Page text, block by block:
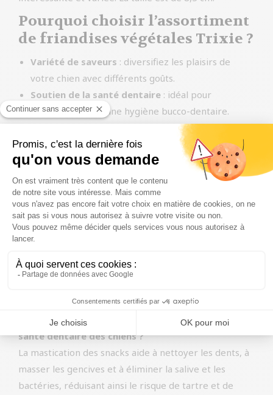
Pourquoi choisir l’assortiment
de friandises végétales Trixie ?
Variété de saveurs : diversifiez les plaisirs de
votre chien avec différents goûts.
Soutien de la santé dentaire : idéal pour
maintenir une bonne hygiène bucco-dentaire.
Snacks sains: un choix parfait pour une
alimentation consciente et équilibrée.
FAQ
Ces friandises conviennent-elles à tous les chiens ?
Oui, elles sont adaptées à la plupart des chiens, y
compris ceux ayant des sensibilités alimentaires.
Comment conserver ces friandises ?
Gardez-les dans un endroit sec et frais pour
préserver leur fraîcheur.
Comment ces friandises contribuent-elles à la
santé dentaire des chiens ?
La mastication des snacks aide à nettoyer les dents, à
masser les gencives et à éliminer la salive et les
bactéries, réduisant ainsi le risque de tartre et de